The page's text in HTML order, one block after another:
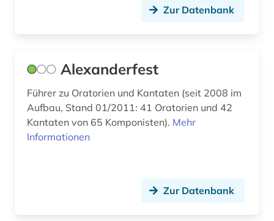
evangelisches gesangbuch (2)
evolutionary computation (1)
Zur Datenbank
Alexanderfest
Führer zu Oratorien und Kantaten (seit 2008 im
Aufbau, Stand 01/2011: 41 Oratorien und 42
Kantaten von 65 Komponisten). Mehr
Informationen
Zur Datenbank